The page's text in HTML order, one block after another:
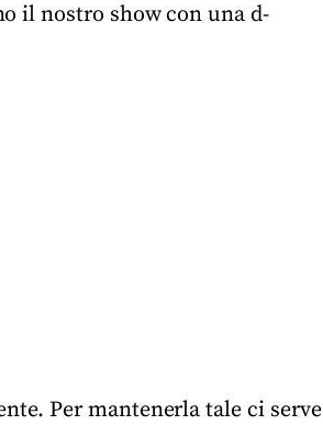
il nostro show con una d-
Per mantenerla tale ci serve